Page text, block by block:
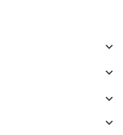



